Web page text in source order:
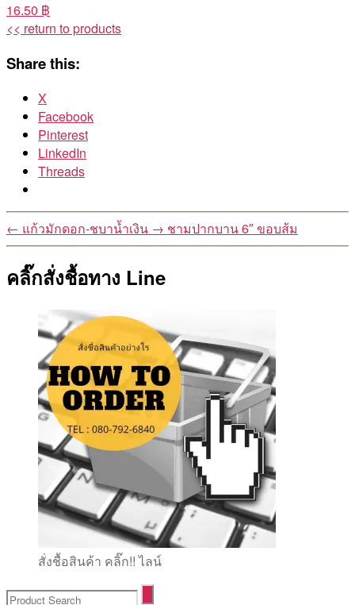
16.50 ฿
<< return to products
Share this:
X
Facebook
Pinterest
LinkedIn
Threads
← แก้วมักดอก-ชบาน้ำเงิน → ชามปากบาน 6″ ขอบส้ม
คลิ๊กสั่งชื้อทาง Line
สั่งชื้อสินค้า คลิ๊ก!! ไลน์